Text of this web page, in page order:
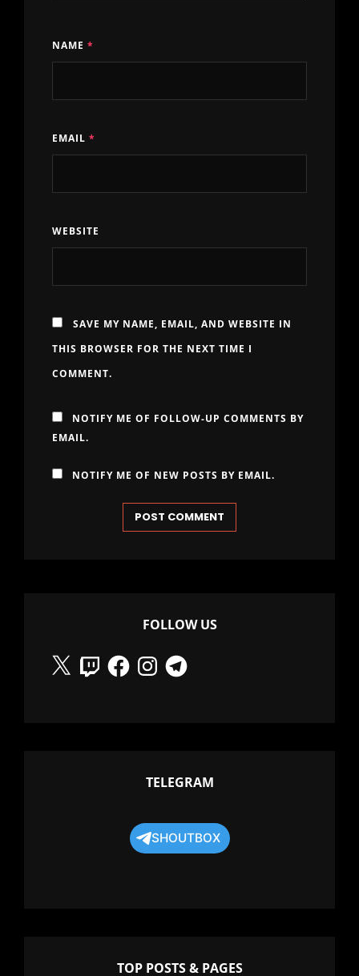
NAME *
EMAIL *
WEBSITE
SAVE MY NAME, EMAIL, AND WEBSITE IN
THIS BROWSER FOR THE NEXT TIME I
COMMENT.
NOTIFY ME OF FOLLOW-UP COMMENTS BY
EMAIL.
NOTIFY ME OF NEW POSTS BY EMAIL.
FOLLOW US
X
TwitchFacebookInstagramTelegram
TELEGRAM
SHOUTBOX
TOP POSTS & PAGES